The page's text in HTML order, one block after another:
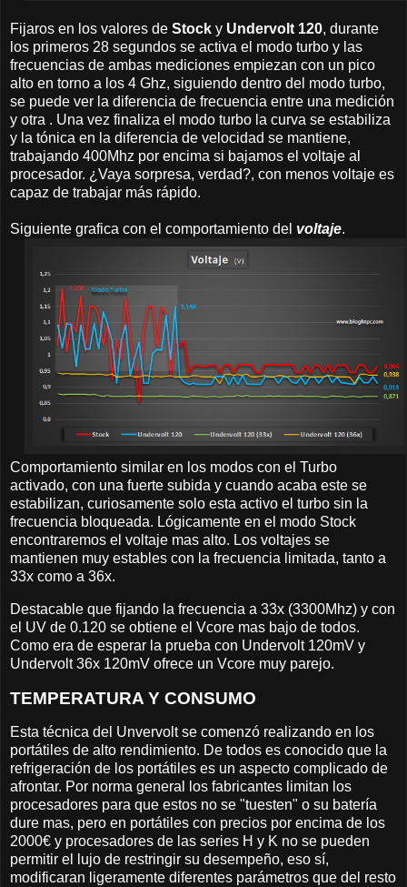
Fijaros en los valores de Stock y Undervolt 120, durante
los primeros 28 segundos se activa el modo turbo y las
frecuencias de ambas mediciones empiezan con un pico
alto en torno a los 4 Ghz, siguiendo dentro del modo turbo,
se puede ver la diferencia de frecuencia entre una medición
y otra . Una vez finaliza el modo turbo la curva se estabiliza
y la tónica en la diferencia de velocidad se mantiene,
trabajando 400Mhz por encima si bajamos el voltaje al
procesador. ¿Vaya sorpresa, verdad?, con menos voltaje es
capaz de trabajar más rápido.
Siguiente grafica con el comportamiento del voltaje.
Comportamiento similar en los modos con el Turbo
activado, con una fuerte subida y cuando acaba este se
estabilizan, curiosamente solo esta activo el turbo sin la
frecuencia bloqueada. Lógicamente en el modo Stock
encontraremos el voltaje mas alto. Los voltajes se
mantienen muy estables con la frecuencia limitada, tanto a
33x como a 36x.
Destacable que fijando la frecuencia a 33x (3300Mhz) y con
el UV de 0.120 se obtiene el Vcore mas bajo de todos.
Como era de esperar la prueba con Undervolt 120mV y
Undervolt 36x 120mV ofrece un Vcore muy parejo.
TEMPERATURA Y CONSUMO
Esta técnica del Unvervolt se comenzó realizando en los
portátiles de alto rendimiento. De todos es conocido que la
refrigeración de los portátiles es un aspecto complicado de
afrontar. Por norma general los fabricantes limitan los
procesadores para que estos no se "tuesten" o su batería
dure mas, pero en portátiles con precios por encima de los
2000€ y procesadores de las series H y K no se pueden
permitir el lujo de restringir su desempeño, eso sí,
modificaran ligeramente diferentes parámetros que del resto